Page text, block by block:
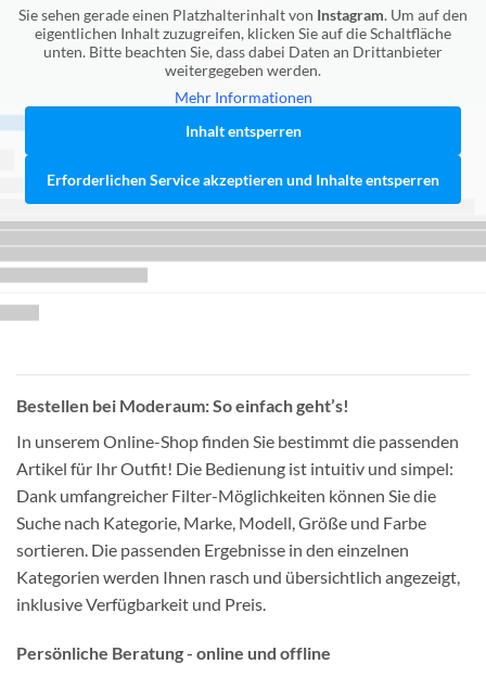
Sie sehen gerade einen Platzhalterinhalt von Instagram. Um auf den
eigentlichen Inhalt zuzugreifen, klicken Sie auf die Schaltfläche
unten. Bitte beachten Sie, dass dabei Daten an Drittanbieter
weitergegeben werden.
Mehr Informationen
Inhalt entsperren
Erforderlichen Service akzeptieren und Inhalte entsperren
Bestellen bei Moderaum: So einfach geht’s!
In unserem Online-Shop finden Sie bestimmt die passenden
Artikel für Ihr Outfit! Die Bedienung ist intuitiv und simpel:
Dank umfangreicher Filter-Möglichkeiten können Sie die
Suche nach Kategorie, Marke, Modell, Größe und Farbe
sortieren. Die passenden Ergebnisse in den einzelnen
Kategorien werden Ihnen rasch und übersichtlich angezeigt,
inklusive Verfügbarkeit und Preis.
Persönliche Beratung - online und offline